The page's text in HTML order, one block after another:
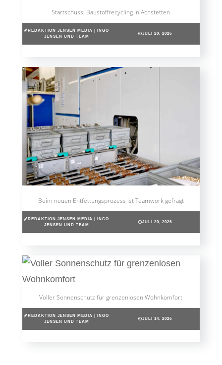
Startschuss: Baustoffrecycling in Achstetten
REDAKTION JENSEN MEDIA | INGO
JENSEN UND TEAM
JULI 20, 2026
Beim neuen Entfettungsprozess ist Teamwork gefragt
REDAKTION JENSEN MEDIA | INGO
JENSEN UND TEAM
JULI 20, 2026
Voller Sonnenschutz für grenzenlosen Wohnkomfort
REDAKTION JENSEN MEDIA | INGO
JENSEN UND TEAM
JULI 14, 2026